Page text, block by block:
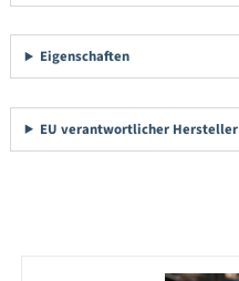
Eigenschaften
EU verantwortlicher Hersteller